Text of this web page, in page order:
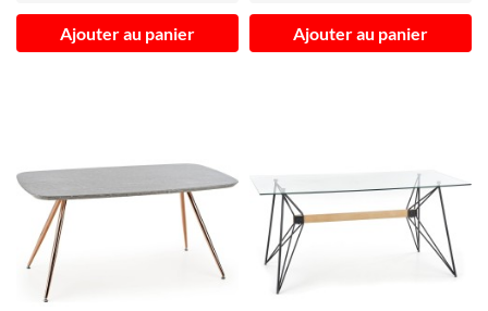
Ajouter au panier Ajouter au panier